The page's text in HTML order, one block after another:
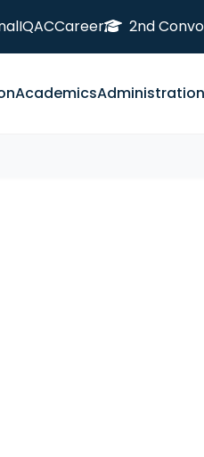
IQACCareer 2nd
AcademicsAdministration